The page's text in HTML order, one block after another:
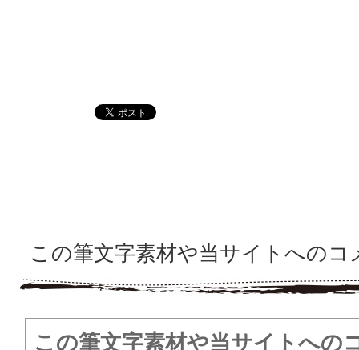
この筆文字素材や当サイトへのコ
この筆文字素材や当サイトへの